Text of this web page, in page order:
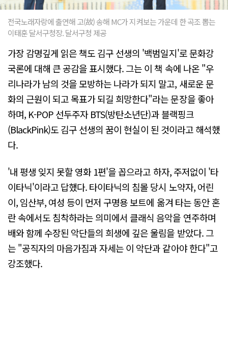
전국노래자랑에 출연해 고(故) 송해 MC가 지켜보는 가운데 한 곡조 뽑는
이태훈 달서구청장. 달서구청 제공
가장 감명깊게 읽은 책도 김구 선생의 '백범일지'로 문화강
국론에 대해 큰 공감을 표시했다. 그는 이 책 속에 나온 "우
리나라가 남의 것을 모방하는 나라가 되지 말고, 새로운 문
화의 근원이 되고 목표가 되길 희망한다"라는 문장을 좋아
하며, K-POP 선두주자 BTS(방탄소년단)과 블랙핑크
(BlackPink)도 김구 선생의 꿈이 현실이 된 것이라고 해석했
다.
'내 평생 잊지 못할 영화 1편'을 꼽으라고 하자, 주저없이 '타
이타닉'이라고 답했다. 타이타닉의 침몰 당시 노약자, 어린
이, 임산부, 여성 등이 먼저 구명용 보트에 옮겨 타는 동안 혼
란 속에서도 침착하라는 의미에서 클래식 음악을 연주하며
배와 함께 수장된 악단들의 희생에 깊은 울림을 받았다. 그
는 "공직자의 마음가짐과 자세는 이 악단과 같아야 한다"고
강조했다.